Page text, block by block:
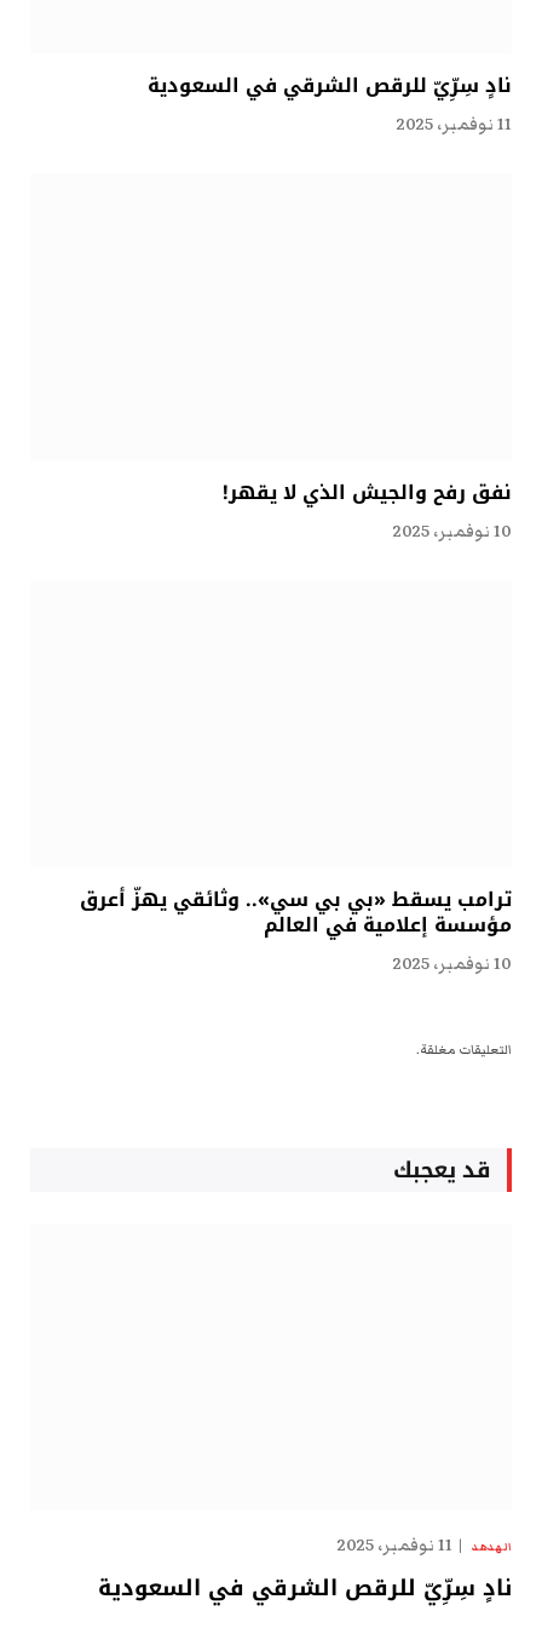
نادٍ سِرِّيّ للرقص الشرقي في السعودية
11 نوفمبر، 2025
نفق رفح والجيش الذي لا يقهر!
10 نوفمبر، 2025
ترامب يسقط «بي بي سي».. وثائقي يهزّ أعرق
مؤسسة إعلامية في العالم
10 نوفمبر، 2025
التعليقات مغلقة.
قد يعجبك
الهدهد 11 نوفمبر، 2025
نادٍ سِرِّيّ للرقص الشرقي في السعودية